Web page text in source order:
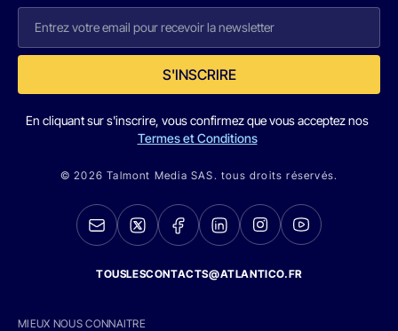
S'INSCRIRE
En cliquant sur s'inscrire, vous confirmez que vous acceptez nos
Termes et Conditions
© 2026 Talmont Media SAS. tous droits réservés.
TOUSLESCONTACTS@ATLANTICO.FR
MIEUX NOUS CONNAITRE